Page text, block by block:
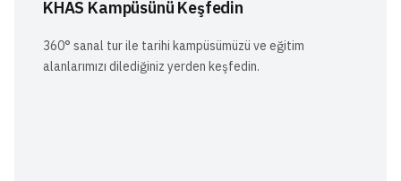
KHAS Kampüsünü Keşfedin
360° sanal tur ile tarihi kampüsümüzü ve eğitim
alanlarımızı dilediğiniz yerden keşfedin.